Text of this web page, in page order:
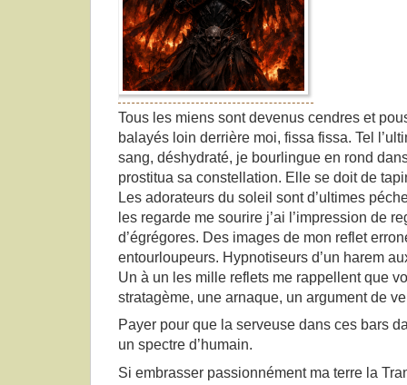
Tous les miens sont devenus cendres et
balayés loin derrière moi, fissa fissa. Tel
sang, déshydraté, je bourlingue en rond
prostitua sa constellation. Elle se doit de
Les adorateurs du soleil sont d’ultimes
les regarde me sourire j’ai l’impression de
d’égrégores. Des images de mon reflet
entourloupeurs. Hypnotiseurs d’un harem
Un à un les mille reflets me rappellent que
stratagème, une arnaque, un argument de
Payer pour que la serveuse dans ces bars
un spectre d’humain.
Si embrasser passionnément ma terre la